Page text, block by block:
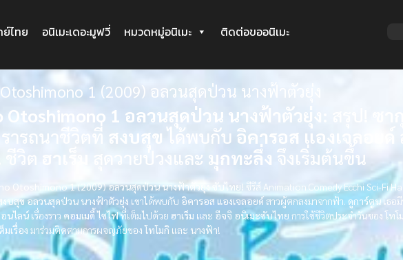
ย์ไทย อนิเมะเดอะมูฟวี่ หมวดหมู่อนิเมะ ติดต่อขออนิเมะ
1 (2009) อลวนสุดป่วน นางฟ้าตัวยุ่ง
Otoshimono 1 อลวนสุดป่วน นางฟ้าตัวยุ่ง: ซ
ารถนาชีวิตที่ สงบสุข ได้พบกับ อิคารอส แองเจลอยด์
ชีวิต
ฮาเร็ม สุดวายป่วงและ มุกทะลึ่ง จึงเริ่มต้นขึ้น
Otoshimono 1 (2009) อลวนสุดป่วน นางฟ้าตัวยุ่ง ซับไทย! ซีรีส์ Animation Comedy Ecchi Sci-Fi
งบสุขอลวนสุดป่วน นางฟ้าตัวยุ่ง เขาได้พบกับ อิคารอส แองเจลอยด์สาวผู้ตกลงมาจากฟ้า. ดูการ์ตูนเธอ
นไลน์ เรื่องราว คอมเมดี้ ไซไฟที่เต็มไปด้วย ฮาเร็ม และ อีจจิ อนิเมะซับไทย การใช้ชีวิตประจำวันของ โทโ
มเรื่อง มาร่วมติดตามการผจญภัยของโทโมกิ และ นางฟ้า!